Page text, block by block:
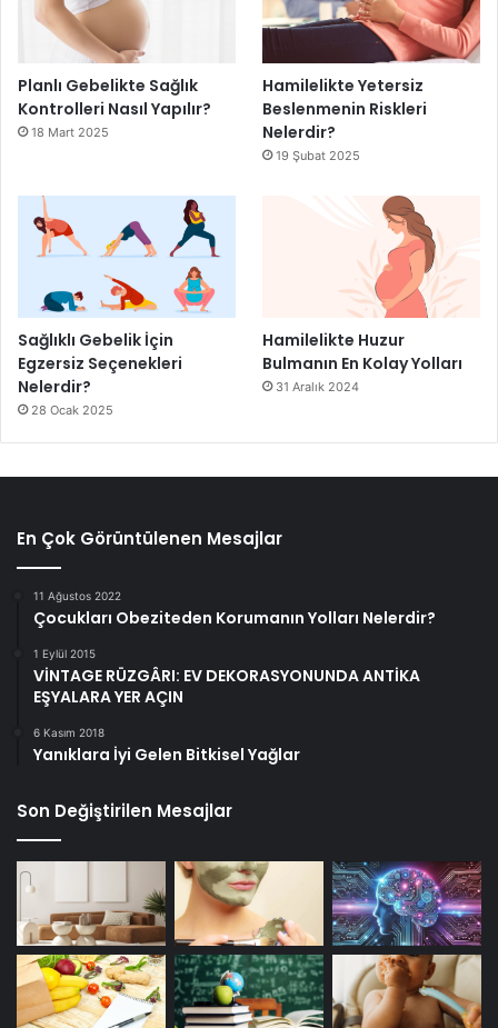
Planlı Gebelikte Sağlık
Kontrolleri Nasıl Yapılır?
18 Mart 2025
Hamilelikte Yetersiz
Beslenmenin Riskleri
Nelerdir?
19 Şubat 2025
Sağlıklı Gebelik İçin
Egzersiz Seçenekleri
Nelerdir?
28 Ocak 2025
Hamilelikte Huzur
Bulmanın En Kolay Yolları
31 Aralık 2024
En Çok Görüntülenen Mesajlar
11 Ağustos 2022
Çocukları Obeziteden Korumanın Yolları Nelerdir?
1 Eylül 2015
VİNTAGE RÜZGÂRI: EV DEKORASYONUNDA ANTİKA
EŞYALARA YER AÇIN
6 Kasım 2018
Yanıklara İyi Gelen Bitkisel Yağlar
Son Değiştirilen Mesajlar